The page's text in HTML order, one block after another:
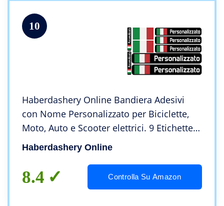
10
Haberdashery Online Bandiera Adesivi
con Nome Personalizzato per Biciclette,
Moto, Auto e Scooter elettrici. 9 Etichette
Adesivi con Bandiere Personalizzati.
Stickers Impermeabili per Auto.
Haberdashery Online
8.4 Controlla Su Amazon